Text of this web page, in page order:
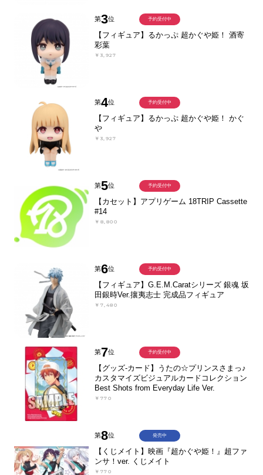
第3位
【フィギュア】るかっぷ 超かぐや姫！ 酒寄
彩葉
￥3,927
予約受付中
第4位
【フィギュア】るかっぷ 超かぐや姫！ かぐ
や
￥3,927
予約受付中
第5位
【カセット】アプリゲーム 18TRIP Cassette
#14
￥8,800
予約受付中
第6位
【フィギュア】G.E.M.Caratシリーズ 銀魂 坂
田銀時Ver.攘夷志士 完成品フィギュア
￥7,480
予約受付中
第7位
【グッズ-カード】うたの☆プリンスさまっ♪
カスタマイズビジュアルカードコレクション
Best Shots from Everyday Life Ver.
￥770
予約受付中
第8位
【くじメイト】映画『超かぐや姫！』超ファ
ンサ！ver. くじメイト
￥770
発売中